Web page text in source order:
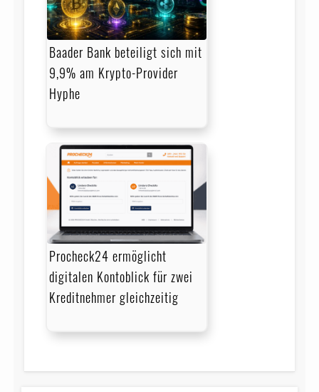
Baader Bank beteiligt sich mit
9,9% am Krypto-Provider
Hyphe
Procheck24 ermöglicht
digitalen Kontoblick für zwei
Kreditnehmer gleichzeitig